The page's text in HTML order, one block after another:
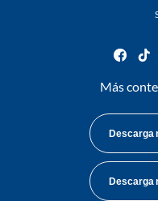
Más
Descarga
Descarga